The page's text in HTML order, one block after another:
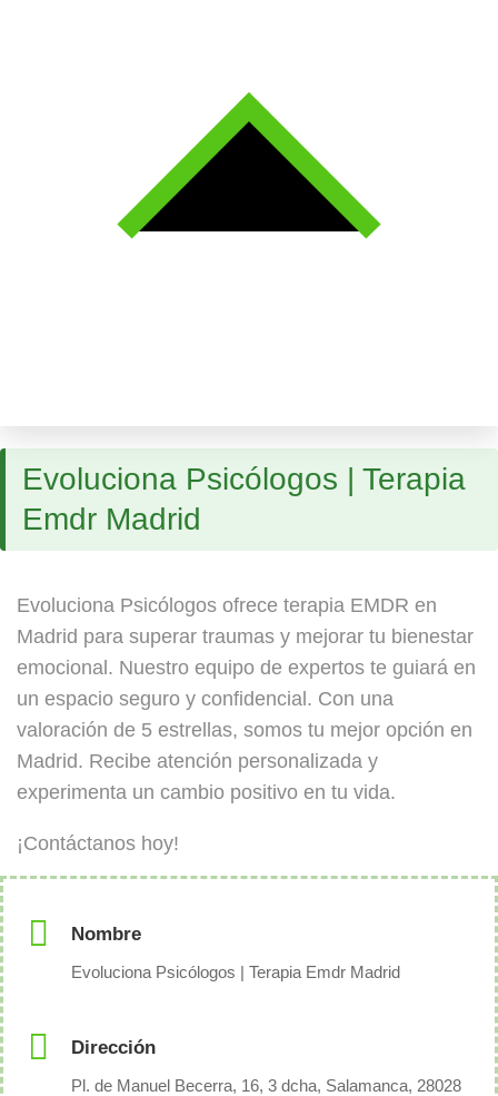
Evoluciona Psicólogos | Terapia
Emdr Madrid
Evoluciona Psicólogos ofrece terapia EMDR en
Madrid para superar traumas y mejorar tu bienestar
emocional. Nuestro equipo de expertos te guiará en
un espacio seguro y confidencial. Con una
valoración de 5 estrellas, somos tu mejor opción en
Madrid. Recibe atención personalizada y
experimenta un cambio positivo en tu vida.
¡Contáctanos hoy!
Nombre
Evoluciona Psicólogos | Terapia Emdr Madrid
Dirección
Pl. de Manuel Becerra, 16, 3 dcha, Salamanca, 28028